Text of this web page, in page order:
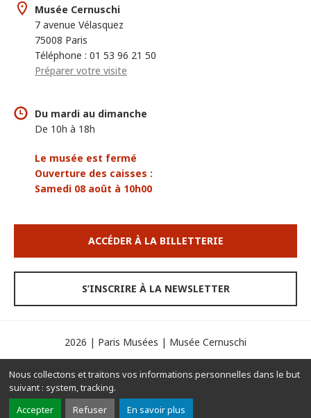
Nous collectons et traitons vos informations personnelles dans le but
suivant : system, tracking.
Accepter
Refuser En savoir plus
Musée Cernuschi
7 avenue Vélasquez
75008 Paris
Téléphone : 01 53 96 21 50
Préparer votre visite
Du mardi au dimanche
De 10h à 18h
Le musée est fermé
Ouverture des caisses :
Samedi 08 août à 10h00
ACCÉDER À LA BILLETTERIE
S’INSCRIRE À LA NEWSLETTER
2026 | Paris Musées | Musée Cernuschi
Contacts
Gérer les cookies
PartagerPartager